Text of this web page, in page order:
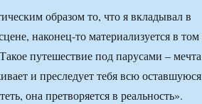
образом то, что я вкладывал в
наконец-то материализуется в том
путешествие под парусами – мечта
и преследует тебя всю оставшуюся
она претворяется в реальность».